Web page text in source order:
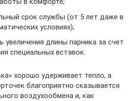
срок службы (от 5 лет даже в
условиях);
увеличения длины парника за счет
специальных вставок.
хорошо удерживает тепло, а
благоприятно сказывается
воздухообмена и, как